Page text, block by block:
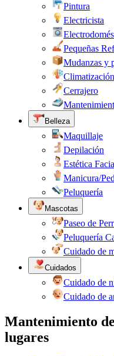
Pintura
Electricista
Pequeñas
Mudanzas y
Climatización
Cerrajero
Belleza
Maquillaje
Depilación
Estética
Manicura/
Peluquería
Mascotas
Paseo de
Peluquería
Cuidado de
Cuidados
Cuidado de
Cuidado de
Mantenimiento
lugares